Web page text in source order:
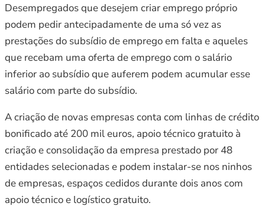
Desempregados que desejem criar emprego próprio
podem pedir antecipadamente de uma só vez as
prestações do subsídio de emprego em falta e aqueles
que recebam uma oferta de emprego com o salário
inferior ao subsídio que auferem podem acumular esse
salário com parte do subsídio.
A criação de novas empresas conta com linhas de crédito
bonificado até 200 mil euros, apoio técnico gratuito à
criação e consolidação da empresa prestado por 48
entidades selecionadas e podem instalar-se nos ninhos
de empresas, espaços cedidos durante dois anos com
apoio técnico e logístico gratuito.